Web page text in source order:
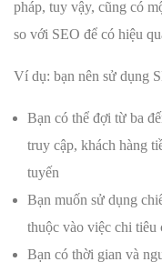
pháp, tuy vậy, cũng có
so với SEO để có hiệu
Ví dụ: bạn nên sử dụng
Bạn có thể đợi từ ba
truy cập, khách hàng
tuyến
Bạn muốn sử dụng
thuộc vào việc chi tiêu
Bạn có thời gian và